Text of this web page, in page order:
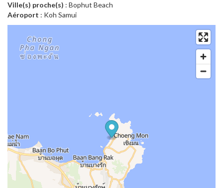
Ville(s) proche(s) : Bophut Beach
Aéroport : Koh Samui